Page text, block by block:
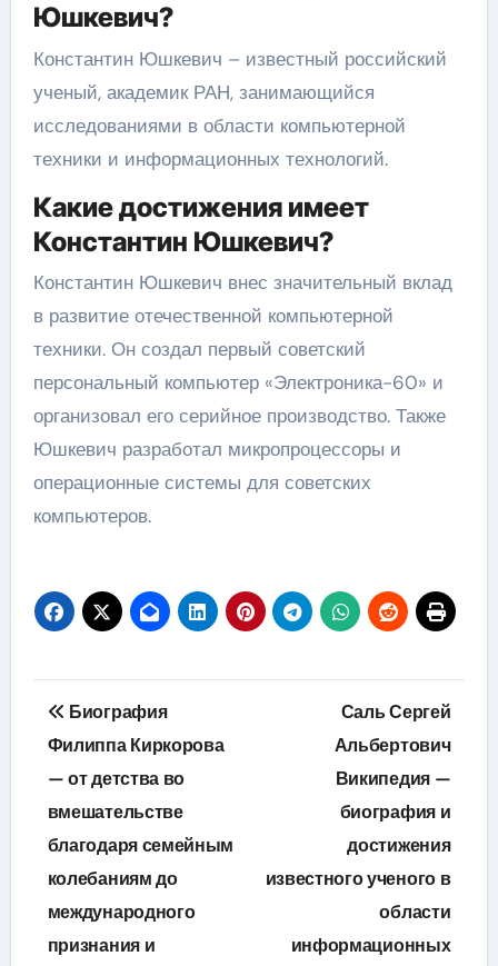
Юшкевич?
Константин Юшкевич – известный российский
ученый, академик РАН, занимающийся
исследованиями в области компьютерной
техники и информационных технологий.
Какие достижения имеет
Константин Юшкевич?
Константин Юшкевич внес значительный вклад
в развитие отечественной компьютерной
техники. Он создал первый советский
персональный компьютер «Электроника-60» и
организовал его серийное производство. Также
Юшкевич разработал микропроцессоры и
операционные системы для советских
компьютеров.
Навигация
по
записям
Биография
Филиппа Киркорова
— от детства во
вмешательстве
благодаря семейным
колебаниям до
международного
признания и
Саль Сергей
Альбертович
Википедия —
биография и
достижения
известного ученого в
области
информационных